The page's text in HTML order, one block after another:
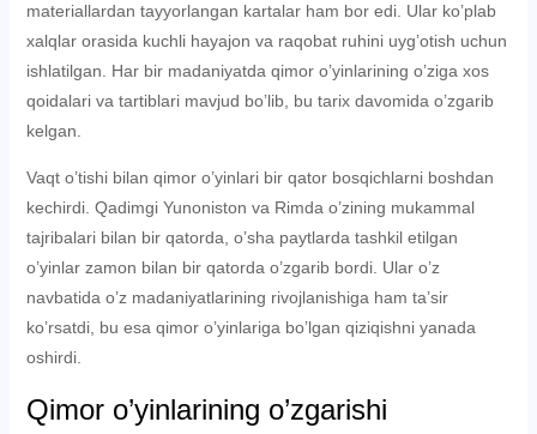
materiallardan tayyorlangan kartalar ham bor edi. Ular ko’plab
xalqlar orasida kuchli hayajon va raqobat ruhini uyg’otish uchun
ishlatilgan. Har bir madaniyatda qimor o’yinlarining o’ziga xos
qoidalari va tartiblari mavjud bo’lib, bu tarix davomida o’zgarib
kelgan.
Vaqt o’tishi bilan qimor o’yinlari bir qator bosqichlarni boshdan
kechirdi. Qadimgi Yunoniston va Rimda o’zining mukammal
tajribalari bilan bir qatorda, o’sha paytlarda tashkil etilgan
o’yinlar zamon bilan bir qatorda o’zgarib bordi. Ular o’z
navbatida o’z madaniyatlarining rivojlanishiga ham ta’sir
ko’rsatdi, bu esa qimor o’yinlariga bo’lgan qiziqishni yanada
oshirdi.
Qimor o’yinlarining o’zgarishi